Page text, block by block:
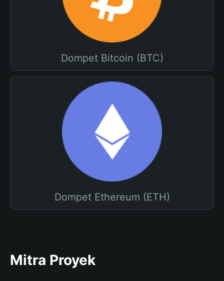
Dompet Bitcoin (BTC)
Dompet Ethereum (ETH)
Mitra Proyek